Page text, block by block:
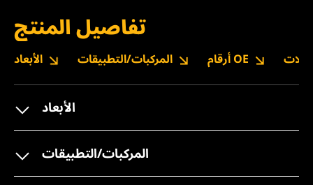
تفاصيل المنتج
الأبعاد المركبات/التطبيقات أرقام OE
الأبعاد
المركبات/التطبيقات